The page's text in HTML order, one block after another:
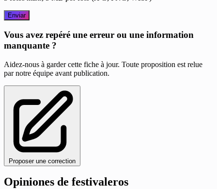
Enviar
Vous avez repéré une erreur ou une information
manquante ?
Aidez-nous à garder cette fiche à jour. Toute proposition est relue
par notre équipe avant publication.
Proposer une correction
Opiniones de festivaleros